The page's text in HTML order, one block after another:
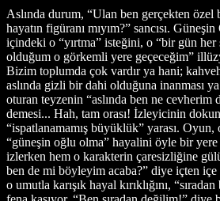
Aslında durum, “Ulan ben gerçekten
hayatın figüranı mıyım?” sancısı.
içindeki o “yırtma” isteğini, o “bir gün her
olduğum o görkemli yere geçeceğim”
Bizim toplumda çok vardır ya hani;
aslında gizli bir dahi olduğuna inanması
oturan teyzenin “aslında ben ne cevherim
demesi... Hah, tam orası! İzleyicinin
“ispatlanamamış büyüklük” yarası.
“güneşin oğlu olma” hayalini öyle bir
izlerken hem o karakterin çaresizliğine
ben de mi böyleyim acaba?” diye içten
o umutla karışık hayal kırıklığını,